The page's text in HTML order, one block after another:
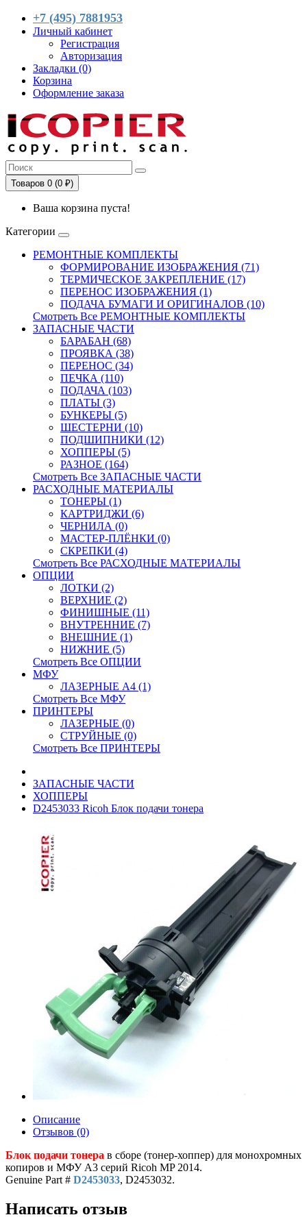
+7 (495) 7881953
Личный кабинет
Регистрация
Авторизация
Закладки (0)
Корзина
Оформление заказа
Товаров 0 (0 ₽)
Ваша корзина пуста!
Категории
РЕМОНТНЫЕ КОМПЛЕКТЫ
ФОРМИРОВАНИЕ ИЗОБРАЖЕНИЯ (71)
ТЕРМИЧЕСКОЕ ЗАКРЕПЛЕНИЕ (17)
ПЕРЕНОС ИЗОБРАЖЕНИЯ (1)
ПОДАЧА БУМАГИ И ОРИГИНАЛОВ (10)
Смотреть Все РЕМОНТНЫЕ КОМПЛЕКТЫ
ЗАПАСНЫЕ ЧАСТИ
БАРАБАН (68)
ПРОЯВКА (38)
ПЕРЕНОС (34)
ПЕЧКА (110)
ПОДАЧА (103)
ПЛАТЫ (3)
БУНКЕРЫ (5)
ШЕСТЕРНИ (10)
ПОДШИПНИКИ (12)
ХОППЕРЫ (5)
РАЗНОЕ (164)
Смотреть Все ЗАПАСНЫЕ ЧАСТИ
РАСХОДНЫЕ МАТЕРИАЛЫ
ТОНЕРЫ (1)
КАРТРИДЖИ (6)
ЧЕРНИЛА (0)
МАСТЕР-ПЛЁНКИ (0)
СКРЕПКИ (4)
Смотреть Все РАСХОДНЫЕ МАТЕРИАЛЫ
ОПЦИИ
ЛОТКИ (2)
ВЕРХНИЕ (2)
ФИНИШНЫЕ (11)
ВНУТРЕННИЕ (7)
ВНЕШНИЕ (1)
НИЖНИЕ (5)
Смотреть Все ОПЦИИ
МФУ
ЛАЗЕРНЫЕ A4 (1)
Смотреть Все МФУ
ПРИНТЕРЫ
ЛАЗЕРНЫЕ (0)
СТРУЙНЫЕ (0)
Смотреть Все ПРИНТЕРЫ
ЗАПАСНЫЕ ЧАСТИ
ХОППЕРЫ
D2453033 Ricoh Блок подачи тонера
Описание
Отзывов (0)
Блок подачи тонера в сборе (тонер-хоппер) для монохромных
копиров и МФУ A3 серий Ricoh MP 2014.
Genuine Part # D2453033, D2453032.
Написать отзыв